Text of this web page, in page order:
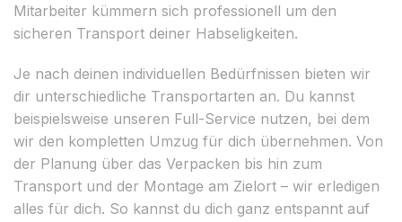
Mitarbeiter kümmern sich professionell um den
sicheren Transport deiner Habseligkeiten.
Je nach deinen individuellen Bedürfnissen bieten wir
dir unterschiedliche Transportarten an. Du kannst
beispielsweise unseren Full-Service nutzen, bei dem
wir den kompletten Umzug für dich übernehmen. Von
der Planung über das Verpacken bis hin zum
Transport und der Montage am Zielort – wir erledigen
alles für dich. So kannst du dich ganz entspannt auf